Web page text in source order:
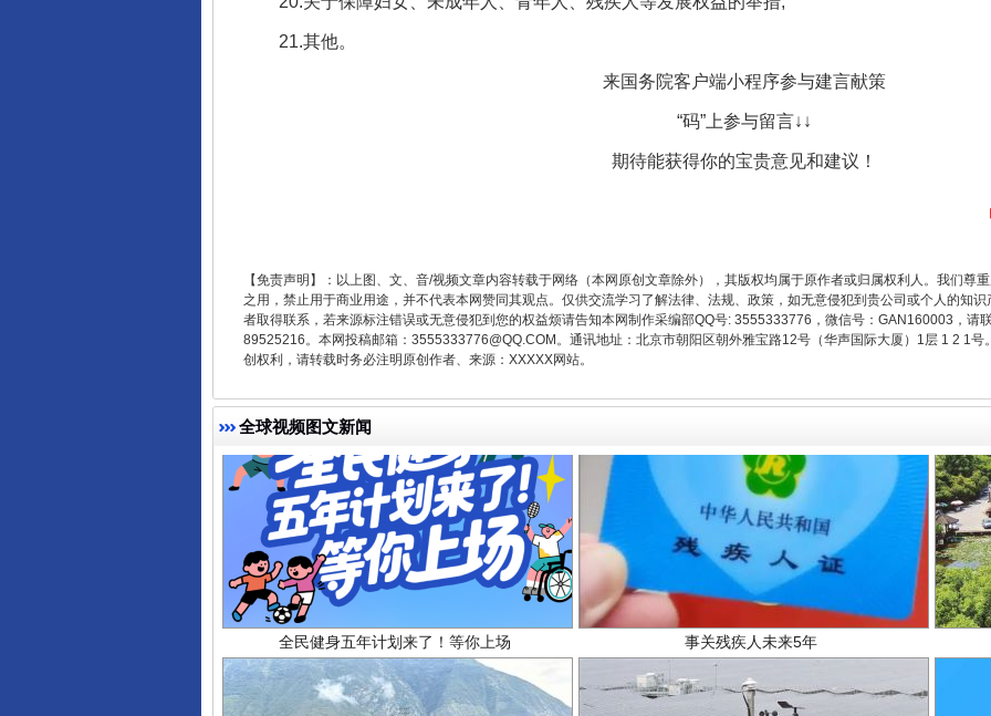
21.其他。
来国务院客户端小程序参与建言献策
“码”上参与留言↓↓
期待能获得你的宝贵意见和建议！
【免责声明】：以上图、文、音/视频文章内容转载于网络（本网原创文章除外），其版权均属于原作者或归属权利人。我们尊
之用，禁止用于商业用途，并不代表本网赞同其观点。仅供交流学习了解法律、法规、政策，如无意侵犯到贵公司或个人的知
者取得联系，若来源标注错误或无意侵犯到您的权益烦请告知本网制作采编部QQ号: 3555333776，微信号：GAN160003，请
89525216。本网投稿邮箱：3555333776@QQ.COM。通讯地址：北京市朝阳区朝外雅宝路12号（华声国际大厦）1层 1 2 1
创权利，请转载时务必注明原创作者、来源：XXXXX网站。
全球视频图文新闻
全民健身五年计划来了！等你上场 事关残疾人未来5年